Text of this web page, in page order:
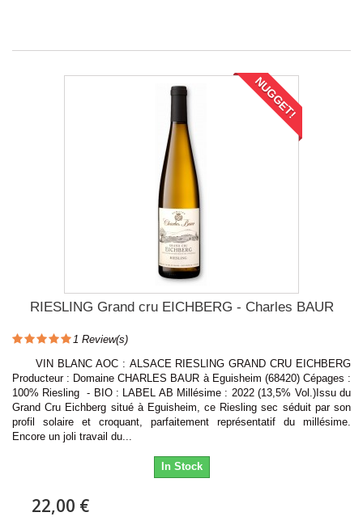
NUGGET!
RIESLING Grand cru EICHBERG - Charles BAUR
1 Review(s)
VIN BLANC AOC : ALSACE RIESLING GRAND CRU EICHBERG
Producteur : Domaine CHARLES BAUR à Eguisheim (68420) Cépages :
100% Riesling - BIO : LABEL AB Millésime : 2022 (13,5% Vol.)Issu du
Grand Cru Eichberg situé à Eguisheim, ce Riesling sec séduit par son
profil solaire et croquant, parfaitement représentatif du millésime.
Encore un joli travail du...
In Stock
22,00 €